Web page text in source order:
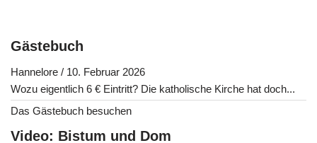
Gästebuch
Hannelore / 10. Februar 2026
Wozu eigentlich 6 € Eintritt? Die katholische Kirche hat doch...
Das Gästebuch besuchen
Video: Bistum und Dom